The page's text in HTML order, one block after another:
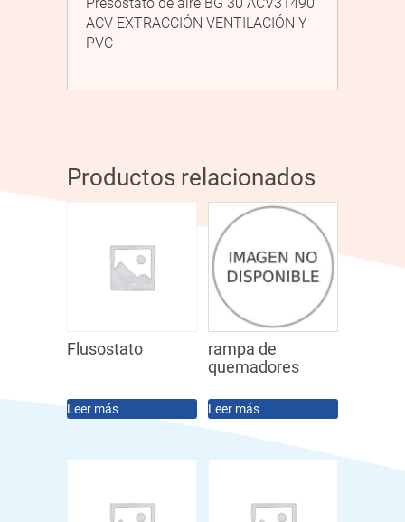
ACV EXTRACCIÓN VENTILACIÓN Y
PVC
Productos relacionados
Flusostato
Leer más
rampa de
quemadores
Leer más